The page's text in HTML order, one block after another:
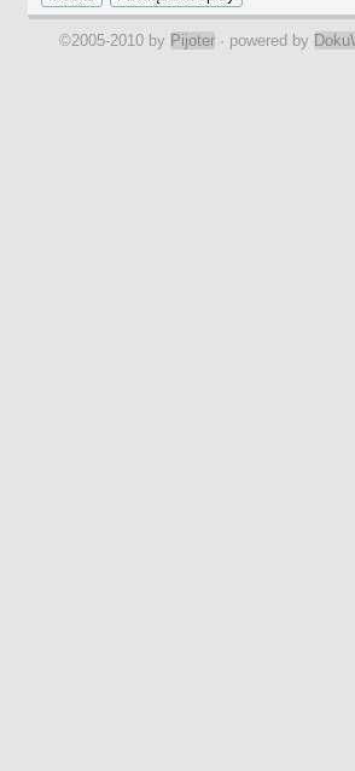
©2005-2010 by Pijoter · powered by